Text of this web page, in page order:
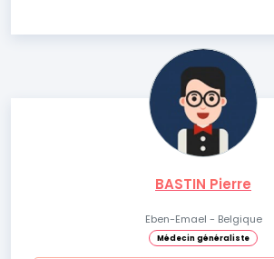
BASTIN Pierre
Eben-Emael - Belgique
Médecin généraliste